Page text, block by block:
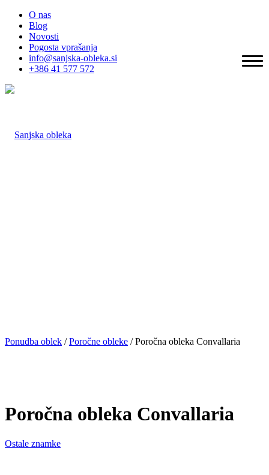
O nas
Blog
Novosti
Pogosta vprašanja
info@sanjska-obleka.si
+386 41 577 572
Ponudba oblek /Poročne obleke /Poročna obleka Convallaria
Poročna obleka Convallaria
Ostale znamke